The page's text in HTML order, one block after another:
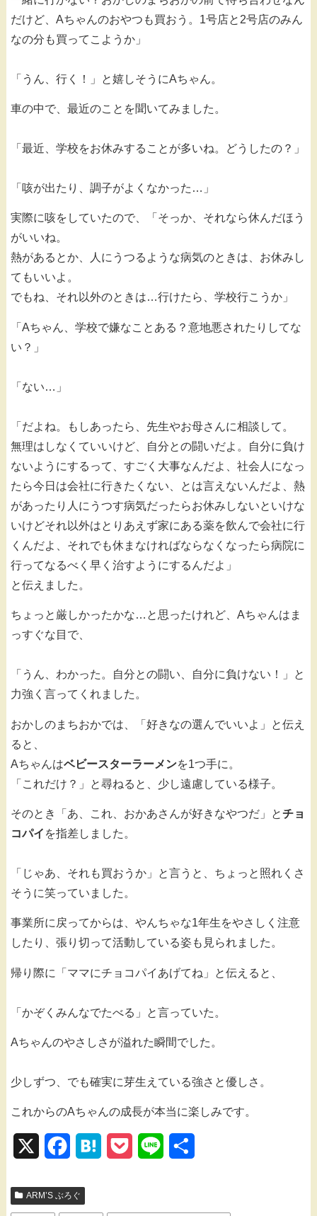
だけど、Aちゃんのおやつも買おう。1号店と2号店のみん
なの分も買ってこようか」
「うん、行く！」と嬉しそうにAちゃん。
車の中で、最近のことを聞いてみました。
「最近、学校をお休みすることが多いね。どうしたの？」
「咳が出たり、調子がよくなかった…」
実際に咳をしていたので、「そっか、それなら休んだほう
がいいね。
熱があるとか、人にうつるような病気のときは、お休みし
てもいいよ。
でもね、それ以外のときは…行けたら、学校行こうか」
「Aちゃん、学校で嫌なことある？意地悪されたりしてな
い？」
「ない…」
「だよね。もしあったら、先生やお母さんに相談して。
無理はしなくていいけど、自分との闘いだよ。自分に負け
ないようにするって、すごく大事なんだよ、社会人になっ
たら今日は会社に行きたくない、とは言えないんだよ、熱
があったり人にうつす病気だったらお休みしないといけな
いけどそれ以外はとりあえず家にある薬を飲んで会社に行
くんだよ、それでも休まなければならなくなったら病院に
行ってなるべく早く治すようにするんだよ」
と伝えました。
ちょっと厳しかったかな…と思ったけれど、Aちゃんはま
っすぐな目で、
「うん、わかった。自分との闘い、自分に負けない！」と
力強く言ってくれました。
おかしのまちおかでは、「好きなの選んでいいよ」と伝え
ると、
Aちゃんはベビースターラーメンを1つ手に。
「これだけ？」と尋ねると、少し遠慮している様子。
そのとき「あ、これ、おかあさんが好きなやつだ」とチョ
コパイ を指差しました。
「じゃあ、それも買おうか」と言うと、ちょっと照れくさ
そうに笑っていました。
事業所に戻ってからは、やんちゃな1年生をやさしく注意
したり、張り切って活動している姿も見られました。
帰り際に「ママにチョコパイあげてね」と伝えると、
「かぞくみんなでたべる」と言っていた。
Aちゃんのやさしさが溢れた瞬間でした。
少しずつ、でも確実に芽生えている強さと優しさ。
これからのAちゃんの成長が本当に楽しみです。
c
ARM’S ぶろぐ